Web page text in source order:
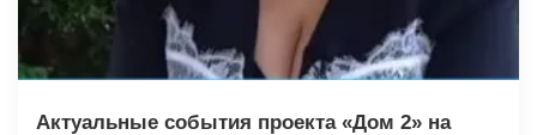
Актуальные события проекта «Дом 2» на